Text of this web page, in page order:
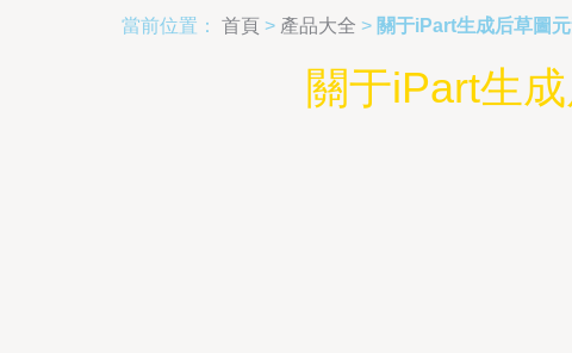
當前位置： 首頁 > 產品大全 > 關于iPart生成后草圖
關于iPart生